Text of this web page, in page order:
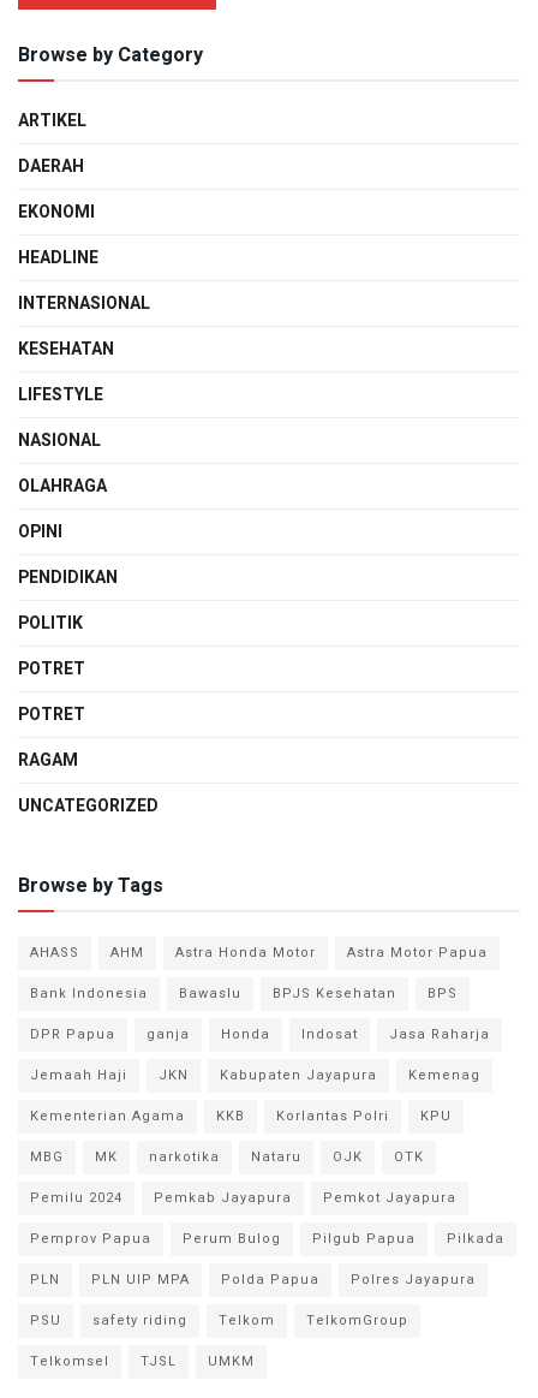
Browse by Category
ARTIKEL
DAERAH
EKONOMI
HEADLINE
INTERNASIONAL
KESEHATAN
LIFESTYLE
NASIONAL
OLAHRAGA
OPINI
PENDIDIKAN
POLITIK
POTRET
POTRET
RAGAM
UNCATEGORIZED
Browse by Tags
AHASS AHM Astra Honda Motor
Astra Motor Papua
Bank Indonesia
Bawaslu BPJS Kesehatan
BPS
DPR Papua
ganja Honda Indosat
Jasa Raharja
Jemaah Haji
JKN Kabupaten Jayapura
Kemenag
Kementerian Agama
KKB Korlantas Polri
KPU
MBG
MK narkotika Nataru OJK
OTK
Pemilu 2024
Pemkab Jayapura
Pemkot Jayapura
Pemprov Papua
Perum Bulog Pilgub Papua
Pilkada
PLN
PLN UIP MPA Polda Papua
Polres Jayapura
PSU
safety riding Telkom
TelkomGroup
Telkomsel
TJSL UMKM